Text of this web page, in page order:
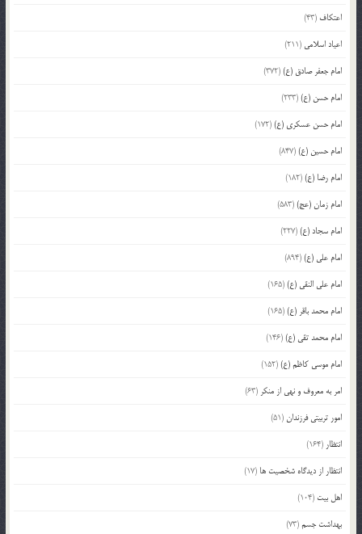
اعتکاف (43)
اعیاد اسلامی (211)
امام جعفر صادق (ع)(372)
امام حسن (ع)(233)
امام حسن عسکری (ع)(172)
امام حسین (ع)(847)
امام رضا (ع)(182)
امام زمان (عج)(583)
امام سجاد (ع)(227)
امام علی (ع)(894)
امام علی النقی (ع)(165)
امام محمد باقر (ع)(165)
امام محمد تقی (ع)(146)
امام موسی کاظم (ع)(152)
امر به معروف و نهی از منکر (63)
امور تربیتی فرزندان(51)
انتظار (164)
انتظار از دیدگاه شخصیت ها (17)
اهل بیت (104)
بهداشت جسم(73)